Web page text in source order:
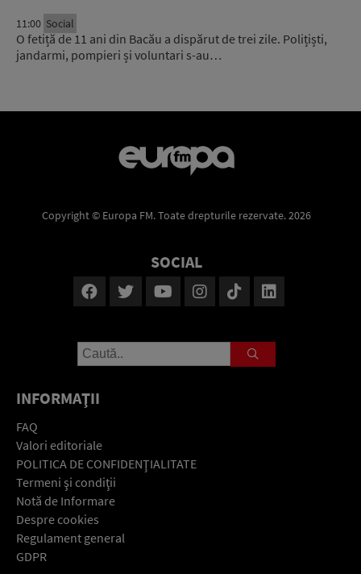
11:00 Social
O fetiță de 11 ani din Bacău a dispărut de trei zile. Polițiști,
jandarmi, pompieri și voluntari s-au…
Copyright © Europa FM. Toate drepturile rezervate. 2026
SOCIAL
INFORMAŢII
FAQ
Valori editoriale
POLITICA DE CONFIDENŢIALITATE
Termeni şi condiţii
Notă de Informare
Despre cookies
Regulament general
GDPR